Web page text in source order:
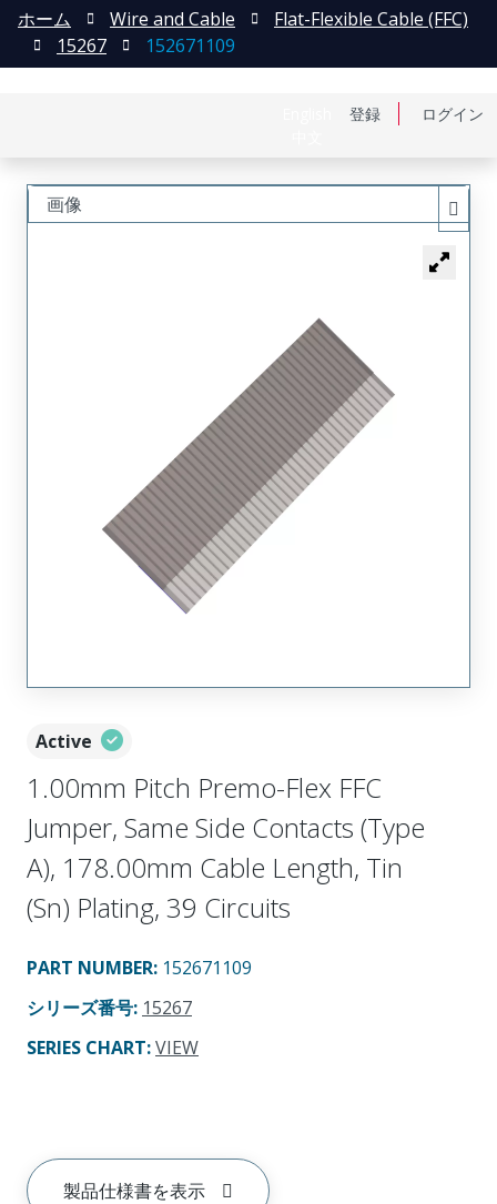
登録 ログイン
ホーム Wire and Cable
Flat-Flexible Cable (FFC)
15267
152671109
Active
1.00mm Pitch Premo-Flex FFC
Jumper, Same Side Contacts (Type
A), 178.00mm Cable Length, Tin
(Sn) Plating, 39 Circuits
PART NUMBER: 152671109
シリーズ番号: 15267
SERIES CHART:VIEW
製品仕様書を表示
画像